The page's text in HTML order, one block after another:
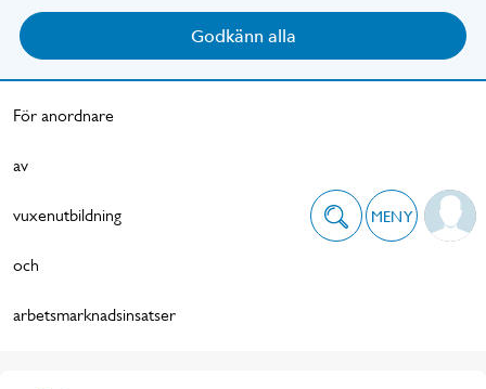
Godkänn alla
För anordnare
av
vuxenutbildning
och
arbetsmarknadsinsatser
MENY